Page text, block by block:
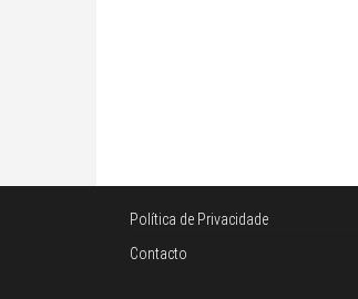
Política de Privacidade
Contacto